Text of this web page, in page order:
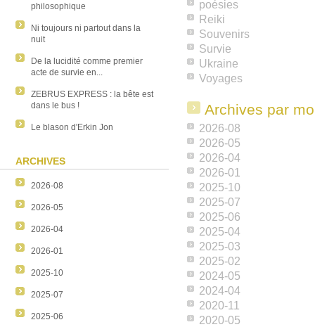
philosophique
Ni toujours ni partout dans la
nuit
De la lucidité comme premier
acte de survie en...
ZEBRUS EXPRESS : la bête est
dans le bus !
Le blason d'Erkin Jon
ARCHIVES
2026-08
2026-05
2026-04
2026-01
2025-10
2025-07
2025-06
poésies
Reiki
Souvenirs
Survie
Ukraine
Voyages
Archives par
2026-08
2026-05
2026-04
2026-01
2025-10
2025-07
2025-06
2025-04
2025-03
2025-02
2024-05
2024-04
2020-11
2020-05